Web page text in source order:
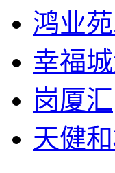
鸿业
幸福
岗厦汇
天健